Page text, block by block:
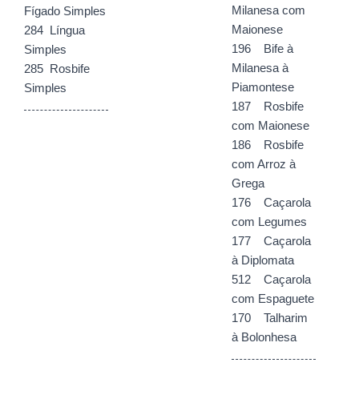
Fígado Simples
284 Língua
Simples
285 Rosbife
Simples
Milanesa com
Maionese
196 Bife à
Milanesa à
Piamontese
187 Rosbife
com Maionese
186 Rosbife
com Arroz à
Grega
176 Caçarola
com Legumes
177 Caçarola
à Diplomata
512 Caçarola
com Espaguete
170 Talharim
à Bolonhesa